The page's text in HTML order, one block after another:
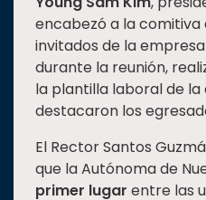
Investigación
Internacionalización
Responsabilidad
social
Historia
Universiada
encabezó a la comitiva
invitados de la
durante la reunión,
la plantilla laboral de
destacaron los
El Rector Santos
que la Autónoma de
primer lugar entre las